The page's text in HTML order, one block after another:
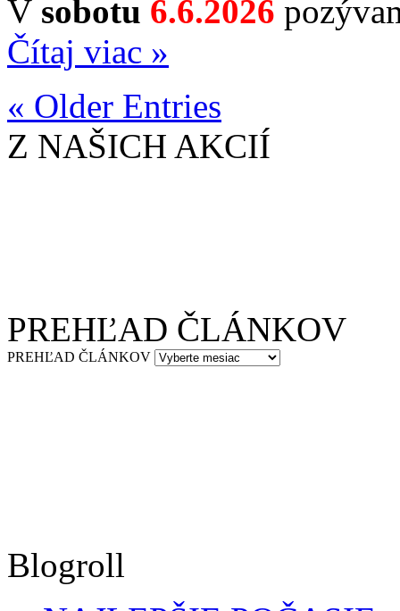
V sobotu 6.6.2026
Čítaj viac »
« Older Entries
Z NAŠICH AKCIÍ
PREHĽAD ČLÁNKOV
PREHĽAD ČLÁNKOV
Blogroll